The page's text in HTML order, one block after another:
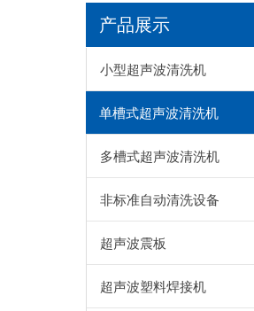
产品展示
小型超声波清洗机
单槽式超声波清洗机
多槽式超声波清洗机
非标准自动清洗设备
超声波震板
超声波塑料焊接机